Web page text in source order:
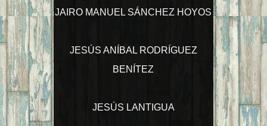
JAIRO MANUEL SÁNCHEZ HOYOS
JESÚS ANÍBAL RODRÍGUEZ
BENÍTEZ
JESÚS LANTIGUA